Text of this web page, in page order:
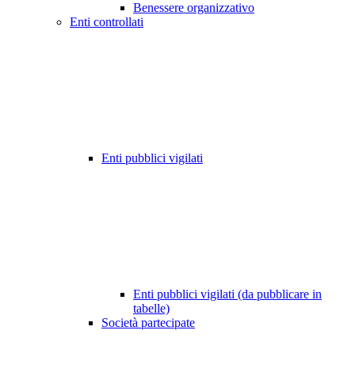
Benessere organizzativo
Enti controllati
Enti pubblici vigilati
Enti pubblici vigilati (da pubblicare in
tabelle)
Società partecipate